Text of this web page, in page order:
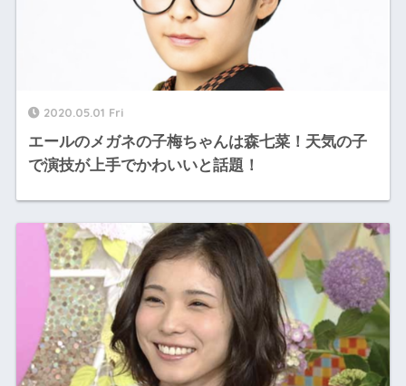
2020.05.01 Fri
エールのメガネの子梅ちゃんは森七菜！天気の子
で演技が上手でかわいいと話題！